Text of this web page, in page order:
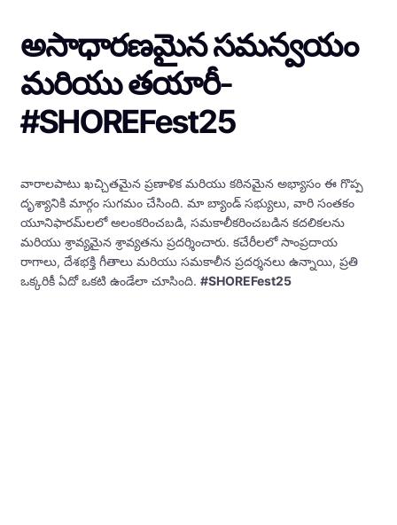
అసాధారణమైన సమన్వయం
మరియు తయారీ-
#SHOREFest25
వారాలపాటు ఖచ్చితమైన ప్రణాళిక మరియు కఠినమైన అభ్యాసం ఈ గొప్ప
దృశ్యానికి మార్గం సుగమం చేసింది. మా బ్యాండ్ సభ్యులు, వారి సంతకం
యూనిఫారమ్‌లలో అలంకరించబడి, సమకాలీకరించబడిన కదలికలను
మరియు శ్రావ్యమైన శ్రావ్యతను ప్రదర్శించారు. కచేరీలలో సాంప్రదాయ
రాగాలు, దేశభక్తి గీతాలు మరియు సమకాలీన ప్రదర్శనలు ఉన్నాయి, ప్రతి
ఒక్కరికీ ఏదో ఒకటి ఉండేలా చూసింది. #SHOREFest25